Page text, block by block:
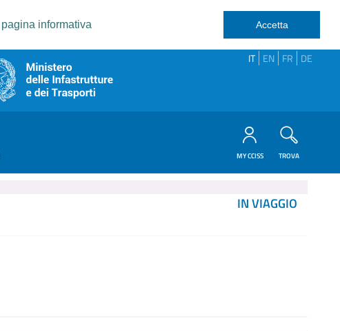
pagina informativa Accetta
IT EN FR DE
MY CCISS TROVA
IN VIAGGIO